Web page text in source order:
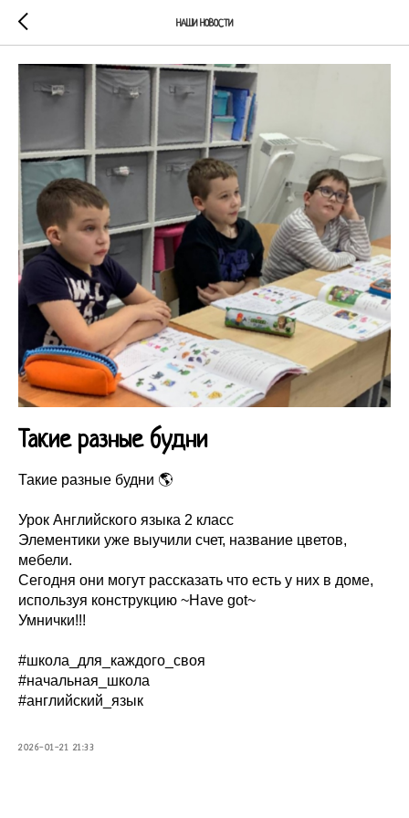
НАШИ НОВОСТИ
Такие разные будни
Такие разные будни 🌎
Урок Английского языка 2 класс
Элементики уже выучили счет, название цветов,
мебели.
Сегодня они могут рассказать что есть у них в доме,
используя конструкцию ~Have got~
Умнички!!!
#школа_для_каждого_своя
#начальная_школа
#английский_язык
2026-01-21 21:33